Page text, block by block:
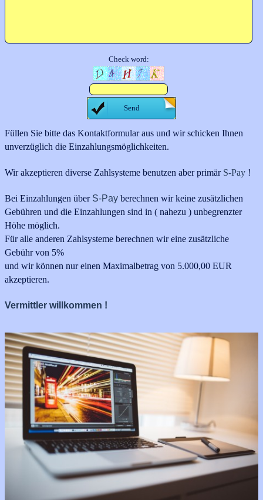
Check word:
Füllen Sie bitte das Kontaktformular aus und wir schicken Ihnen
unverzüglich die Einzahlungsmöglichkeiten.
Wir akzeptieren diverse Zahlsysteme benutzen aber primär S-Pay !
Bei Einzahlungen über S-Pay berechnen wir keine zusätzlichen
Gebühren und die Einzahlungen sind in ( nahezu ) unbegrenzter
Höhe möglich.
Für alle anderen Zahlsysteme berechnen wir eine zusätzliche
Gebühr von 5%
und wir können nur einen Maximalbetrag von 5.000,00 EUR
akzeptieren.
Vermittler willkommen !